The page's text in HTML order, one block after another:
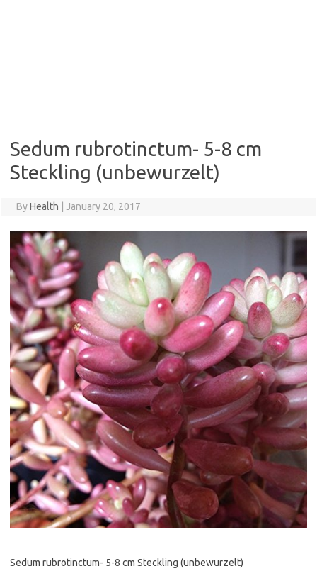
Sedum rubrotinctum- 5-8 cm
Steckling (unbewurzelt)
ByHealth January 20, 2017
Sedum rubrotinctum- 5-8 cm Steckling (unbewurzelt)